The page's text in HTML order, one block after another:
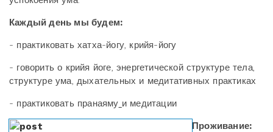
Каждый день мы будем:
- практиковать хатха-йогу, крийя-йогу
- говорить о крийя йоге, энергетической структуре тела,
структуре ума, дыхательных и медитативных практиках
- практиковать пранаяму и медитации
Проживание: